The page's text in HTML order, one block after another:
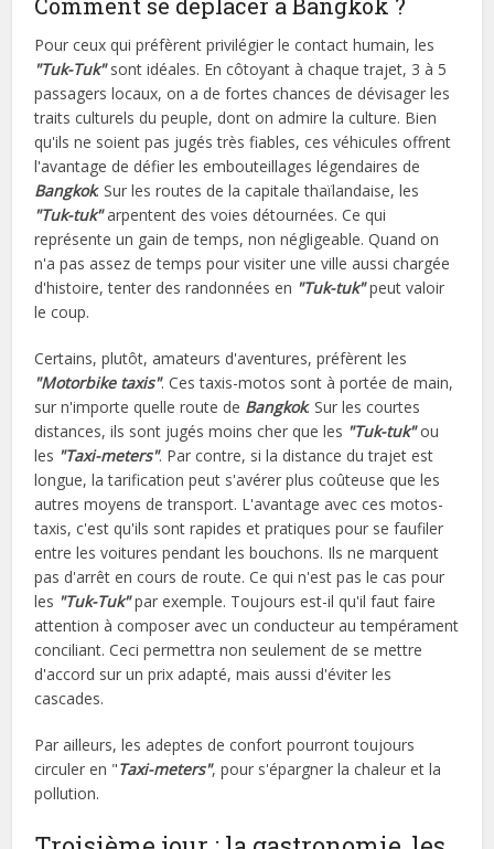
Pour ceux qui préfèrent privilégier le contact humain, les
"Tuk-Tuk"sont idéales. En côtoyant à chaque trajet, 3 à 5
passagers locaux, on a de fortes chances de dévisager les
traits culturels du peuple, dont on admire la culture. Bien
qu'ils ne soient pas jugés très fiables, ces véhicules offrent
l'avantage de défier les embouteillages légendaires de
Bangkok. Sur les routes de la capitale thaïlandaise, les
"Tuk-tuk"arpentent des voies détournées. Ce qui
représente un gain de temps, non négligeable. Quand on
n'a pas assez de temps pour visiter une ville aussi chargée
d'histoire, tenter des randonnées en "Tuk-tuk"peut valoir
le coup.
Certains, plutôt, amateurs d'aventures, préfèrent les
"Motorbike taxis". Ces taxis-motos sont à portée de main,
sur n'importe quelle route de Bangkok. Sur les courtes
distances, ils sont jugés moins cher que les "Tuk-tuk"ou
les "Taxi-meters". Par contre, si la distance du trajet est
longue, la tarification peut s'avérer plus coûteuse que les
autres moyens de transport. L'avantage avec ces motos-
taxis, c'est qu'ils sont rapides et pratiques pour se faufiler
entre les voitures pendant les bouchons. Ils ne marquent
pas d'arrêt en cours de route. Ce qui n'est pas le cas pour
les "Tuk-Tuk"par exemple. Toujours est-il qu'il faut faire
attention à composer avec un conducteur au tempérament
conciliant. Ceci permettra non seulement de se mettre
d'accord sur un prix adapté, mais aussi d'éviter les
cascades.
Par ailleurs, les adeptes de confort pourront toujours
circuler en "Taxi-meters", pour s'épargner la chaleur et la
pollution.